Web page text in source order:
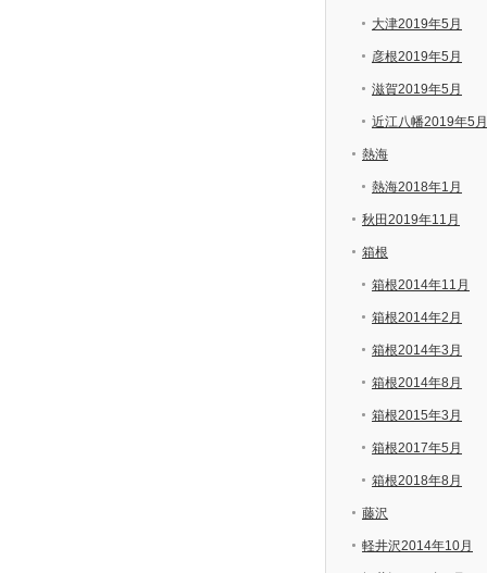
大津2019年5月
彦根2019年5月
滋賀2019年5月
近江八幡2019年5月
熱海
熱海2018年1月
秋田2019年11月
箱根
箱根2014年11月
箱根2014年2月
箱根2014年3月
箱根2014年8月
箱根2015年3月
箱根2017年5月
箱根2018年8月
藤沢
軽井沢2014年10月